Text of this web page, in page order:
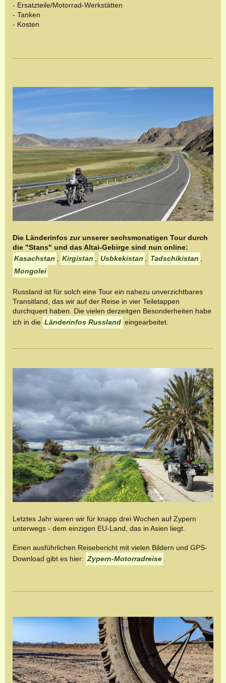
- Ersatzteile/Motorrad-Werkstätten
- Tanken
- Kosten
Die Länderinfos zur unserer sechsmonatigen Tour durch
die "Stans" und das Altai-Gebirge sind nun online:
Kasachstan
Kirgistan Usbkekistan Tadschikistan
Mongolei
Russland ist für solch eine Tour ein nahezu unverzichtbares
Transitland, das wir auf der Reise in vier Teiletappen
durchquert haben. Die vielen derzeitgen Besonderheiten habe
ich in die Länderinfos Russland eingearbeitet.
Letztes Jahr waren wir für knapp drei Wochen auf Zypern
unterwegs - dem einzigen EU-Land, das in Asien liegt.
Einen ausführlichen Reisebericht mit vielen Bildern und GPS-
Download gibt es hier: Zypern-Motorradreise